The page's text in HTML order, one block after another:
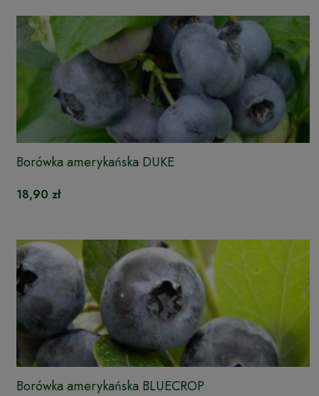
Borówka amerykańska DUKE
18,90 zł
Borówka amerykańska BLUECROP